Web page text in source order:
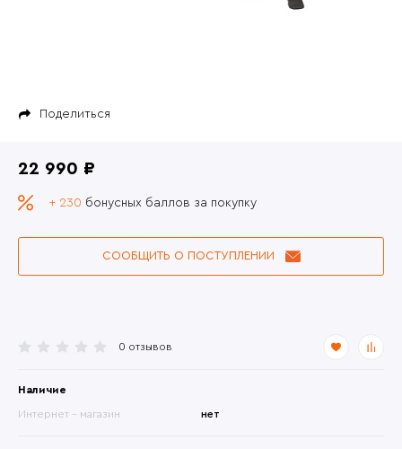
Поделиться
0 отзывов
Наличие
Интернет - магазин нет
22 990 ₽
+ 230 бонусных баллов за покупку
СООБЩИТЬ О ПОСТУПЛЕНИИ